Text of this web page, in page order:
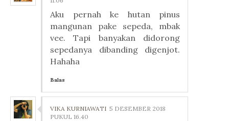
Aku pernah ke hutan pinus
mangunan pake sepeda, mbak
vee. Tapi banyakan didorong
sepedanya dibanding digenjot.
Hahaha
Balas
VIKA KURNIAWATI 5 DESEMBER 2018
PUKUL 16.40